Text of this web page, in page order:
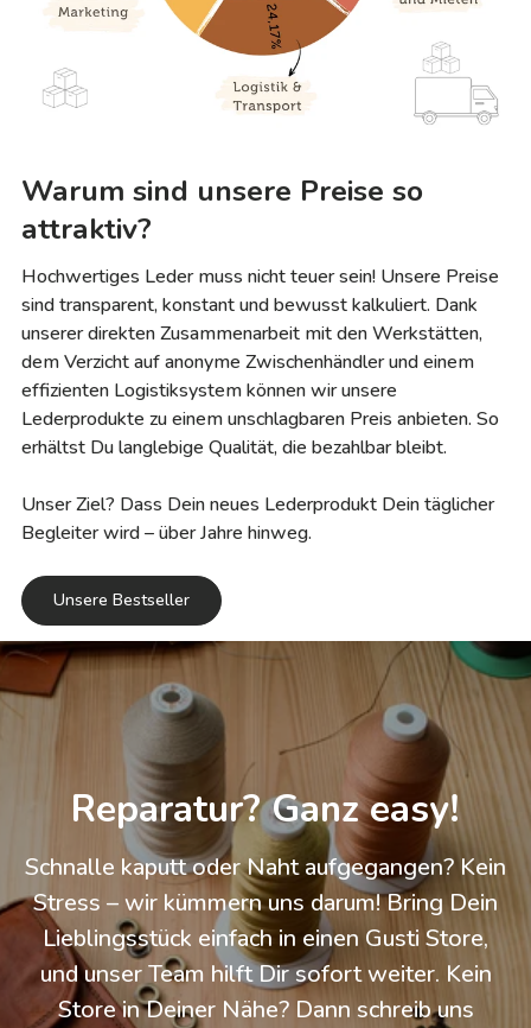
Warum sind unsere Preise so
attraktiv?
Hochwertiges Leder muss nicht teuer sein! Unsere Preise
sind transparent, konstant und bewusst kalkuliert. Dank
unserer direkten Zusammenarbeit mit den Werkstätten,
dem Verzicht auf anonyme Zwischenhändler und einem
effizienten Logistiksystem können wir unsere
Lederprodukte zu einem unschlagbaren Preis anbieten. So
erhältst Du langlebige Qualität, die bezahlbar bleibt.
Unser Ziel? Dass Dein neues Lederprodukt Dein täglicher
Begleiter wird – über Jahre hinweg.
Unsere Bestseller
Reparatur? Ganz easy!
Schnalle kaputt oder Naht aufgegangen? Kein
Stress – wir kümmern uns darum! Bring Dein
Lieblingsstück einfach in einen Gusti Store,
und unser Team hilft Dir sofort weiter. Kein
Store in Deiner Nähe? Dann schreib uns